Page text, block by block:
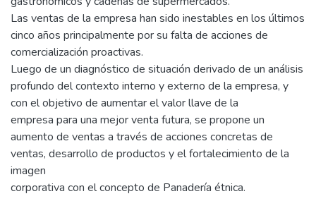
Las ventas de la empresa han sido inestables en los últimos
cinco años principalmente por su falta de acciones de
comercialización proactivas.
Luego de un diagnóstico de situación derivado de un análisis
profundo del contexto interno y externo de la empresa, y
con el objetivo de aumentar el valor llave de la
empresa para una mejor venta futura, se propone un
aumento de ventas a través de acciones concretas de
ventas, desarrollo de productos y el fortalecimiento de la
imagen
corporativa con el concepto de Panadería étnica.